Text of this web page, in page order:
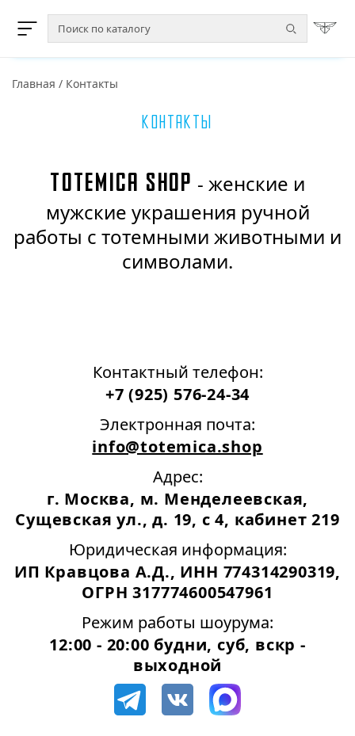
Главная / Контакты
Контакты
Totemica Shop - женские и
мужские украшения ручной
работы с тотемными животными и
символами.
Контактный телефон:
+7 (925) 576-24-34
Электронная почта:
info@totemica.shop
Адрес:
г. Москва, м. Менделеевская,
Сущевская ул., д. 19, с 4, кабинет 219
Юридическая информация:
ИП Кравцова А.Д., ИНН 774314290319,
ОГРН 317774600547961
Режим работы шоурума:
12:00 - 20:00 будни, суб, вскр -
выходной